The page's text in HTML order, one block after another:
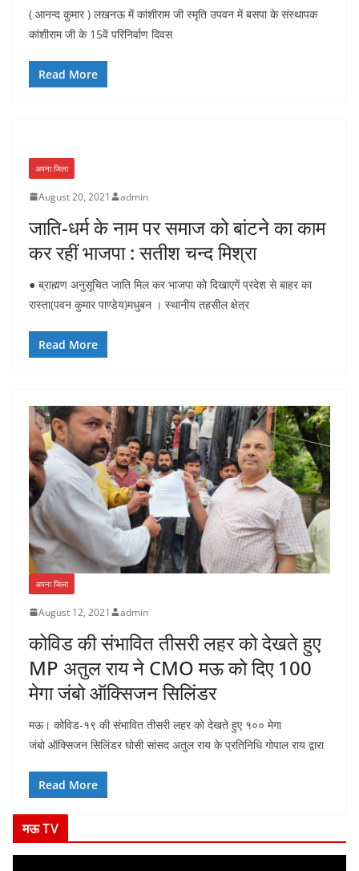
( आनन्द कुमार ) लखनऊ में कांशीराम जी स्मृति उपवन में बसपा के संस्थापक
कांशीराम जी के 15वें परिनिर्वाण दिवस
Read More
अपना जिला
August 20, 2021 admin
जाति-धर्म के नाम पर समाज को बांटने का काम
कर रहीं भाजपा : सतीश चन्द मिश्रा
● ब्राह्मण अनुसूचित जाति मिल कर भाजपा को दिखाएगें प्रदेश से बाहर का
रास्ता(पवन कुमार पाण्डेय)मधुबन । स्थानीय तहसील क्षेत्र
Read More
अपना जिला
August 12, 2021 admin
कोविड की संभावित तीसरी लहर को देखते हुए
MP अतुल राय ने CMO मऊ को दिए 100
मेगा जंबो ऑक्सिजन सिलिंडर
मऊ। कोविड-१९ की संभावित तीसरी लहर को देखते हुए १०० मेगा
जंबो ऑक्सिजन सिलिंडर घोसी सांसद अतुल राय के प्रतिनिधि गोपाल राय द्वारा
Read More
मऊ TV